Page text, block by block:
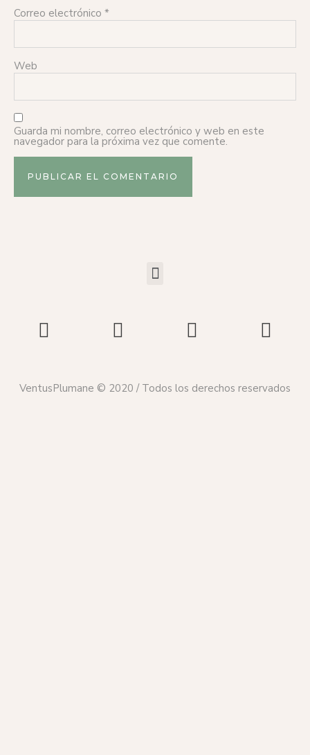
Correo electrónico *
Web
Guarda mi nombre, correo electrónico y web en este
navegador para la próxima vez que comente.
VentusPlumane © 2020 / Todos los derechos reservados